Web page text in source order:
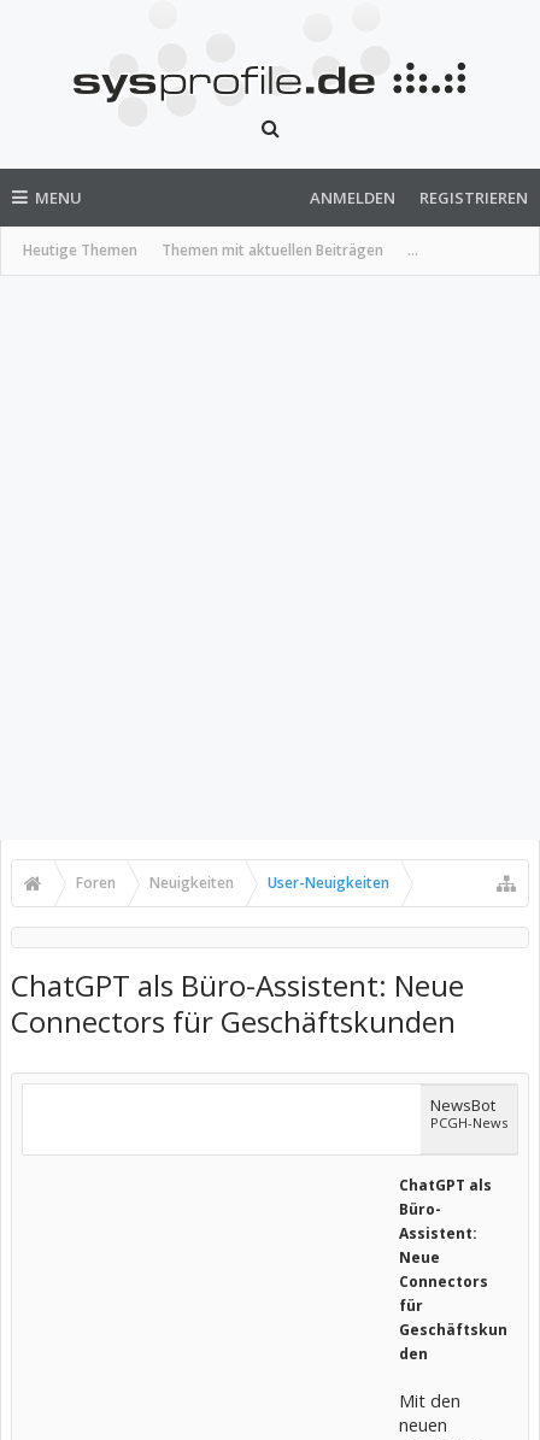
MENU
Heutige Themen Themen mit aktuellen Beiträgen ...
ANMELDEN REGISTRIEREN
Foren Neuigkeiten User-Neuigkeiten
ChatGPT als Büro-Assistent: Neue
Connectors für Geschäftskunden
NewsBot
PCGH-News
ChatGPT als
Büro-
Assistent:
Neue
Connectors
für
Geschäftskun
den
Mit den
neuen